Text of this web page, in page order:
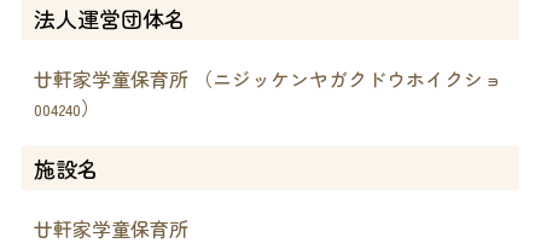
法人運営団体名
廿軒家学童保育所 （ニジッケンヤガクドウホイクショ
004240）
施設名
廿軒家学童保育所